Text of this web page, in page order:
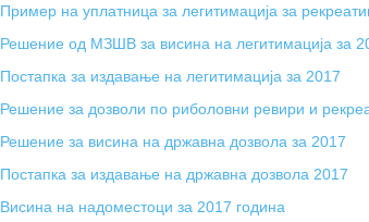
Пример на уплатница за легитимација за
Решение од МЗШВ за висина на легитимација за
Постапка за издавање на легитимација за 2017
Решение за дозволи по риболовни ревири и
Решение за висина на државна дозвола за 2017
Постапка за издавање на државна дозвола 2017
Висина на надоместоци за 2017 година